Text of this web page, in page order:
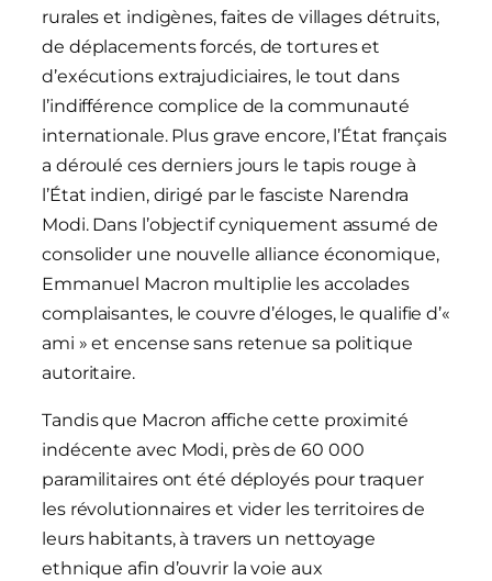
rurales et indigènes, faites de villages détruits,
de déplacements forcés, de tortures et
d’exécutions extrajudiciaires, le tout dans
l’indifférence complice de la communauté
internationale. Plus grave encore, l’État français
a déroulé ces derniers jours le tapis rouge à
l’État indien, dirigé par le fasciste Narendra
Modi. Dans l’objectif cyniquement assumé de
consolider une nouvelle alliance économique,
Emmanuel Macron multiplie les accolades
complaisantes, le couvre d’éloges, le qualifie d’«
ami » et encense sans retenue sa politique
autoritaire.
Tandis que Macron affiche cette proximité
indécente avec Modi, près de 60 000
paramilitaires ont été déployés pour traquer
les révolutionnaires et vider les territoires de
leurs habitants, à travers un nettoyage
ethnique afin d’ouvrir la voie aux